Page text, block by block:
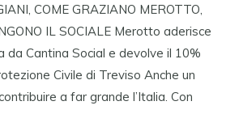
COME GRAZIANO MEROTTO,
IL SOCIALE Merotto aderisce
da Cantina Social e devolve il 10%
Civile di Treviso Anche un
a far grande l’Italia. Con